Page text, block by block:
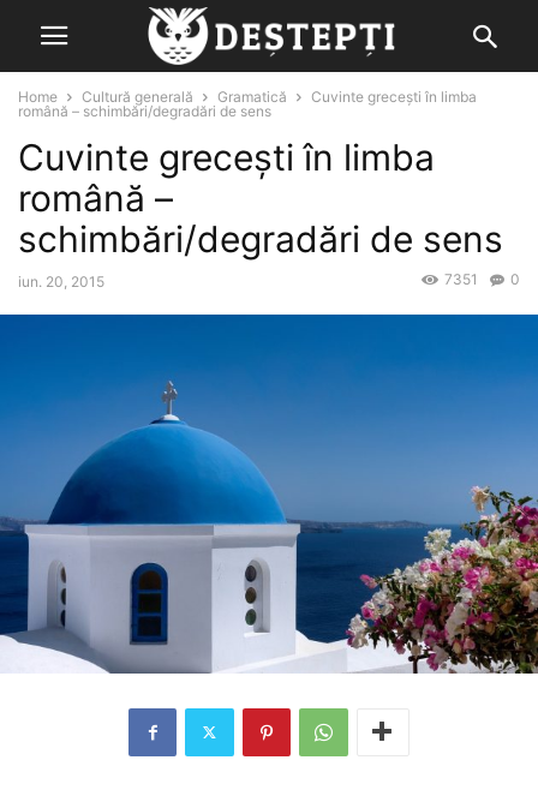
Home Cultură generală Gramatică
Cuvinte greceşti în limba
română – schimbări/degradări de sens
Cuvinte greceşti în limba
română –
schimbări/degradări de sens
iun. 20, 2015 0
7351